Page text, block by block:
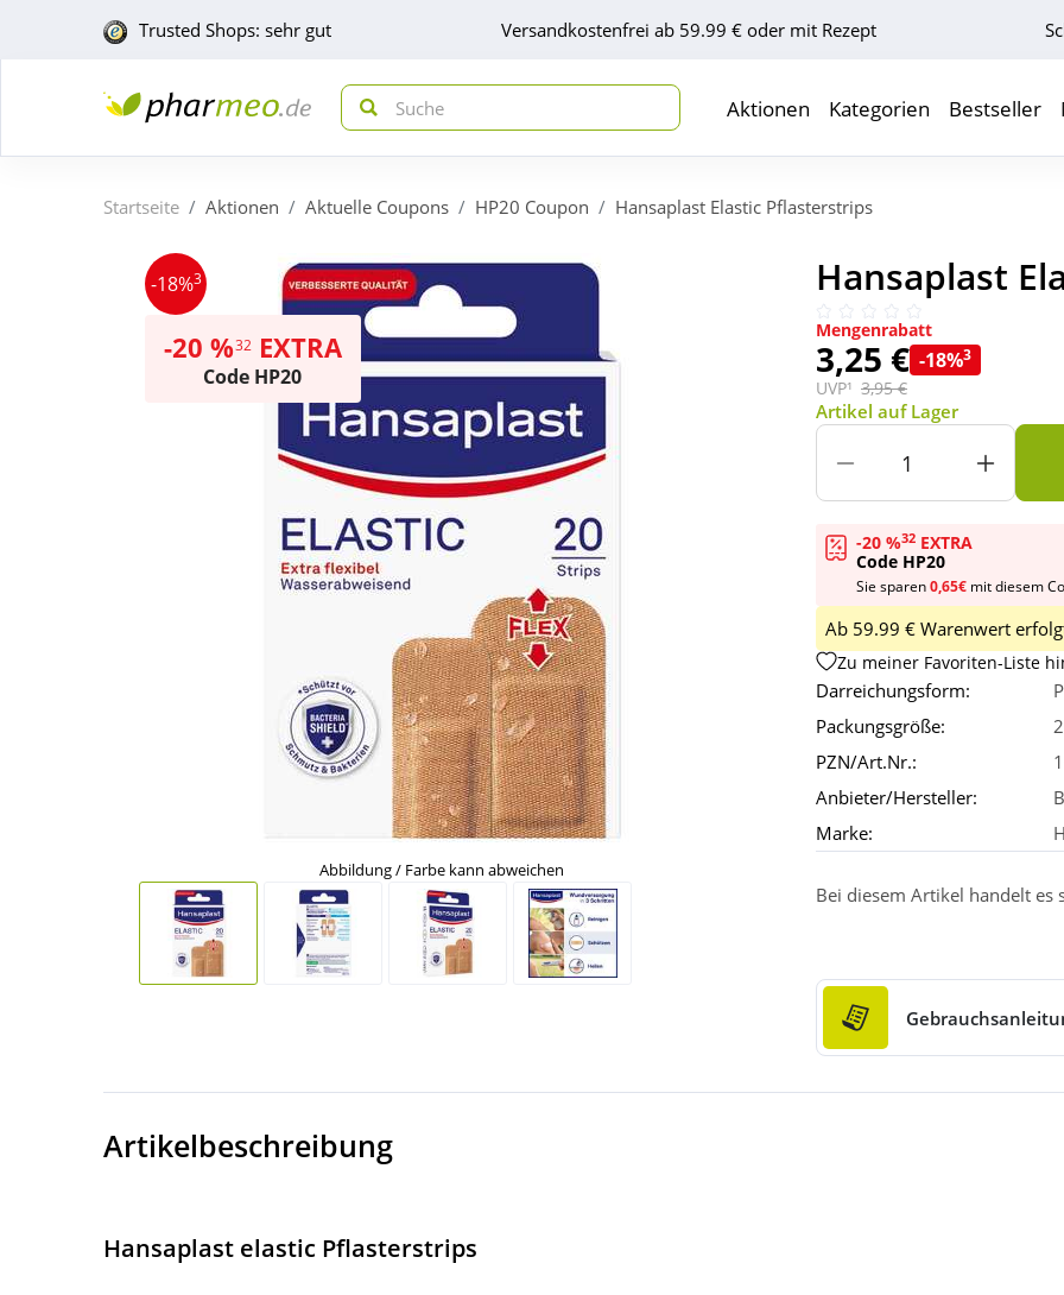
Trusted Shops: sehr gut Versandkostenfrei ab 59.99 € oder mit Rezept
Aktionen Kategorien Bestseller
Startseite Aktionen Aktuelle Coupons HP20 Coupon Hansaplast Elastic Pflasterstrips
-18%3
-20 %32EXTRA
Code HP20
Abbildung / Farbe kann abweichen
Hansaplast
Mengenrabatt
3,25 € -18%3
UVP¹ 3,95 €
Artikel auf Lager
-20 %32 EXTRA
Code HP20
Sie sparen0,65€ mit diesem
Ab 59.99 € Warenwert
Zu meiner Favoriten-Liste
Darreichungsform:
Packungsgröße:
PZN/Art.Nr.:
Anbieter/Hersteller:
Marke:
Bei diesem Artikel handelt
Artikelbeschreibung
Hansaplast elastic Pflasterstrips